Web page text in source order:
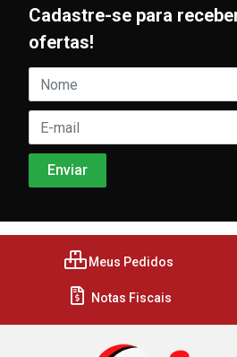
Cadastre-se para
ofertas!
Meus Pedidos
Notas Fiscais